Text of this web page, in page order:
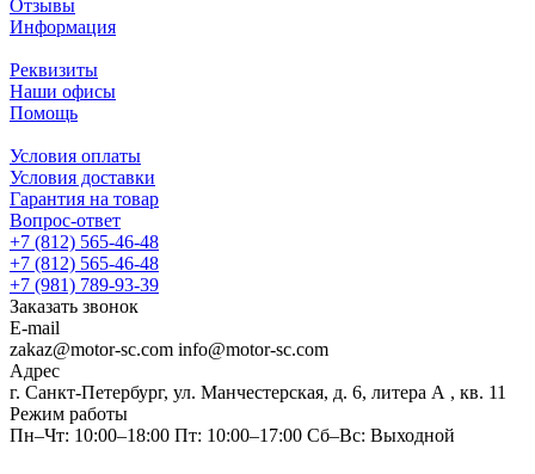
Отзывы
Информация
Реквизиты
Наши офисы
Помощь
Условия оплаты
Условия доставки
Гарантия на товар
Вопрос-ответ
+7 (812) 565-46-48
+7 (812) 565-46-48
+7 (981) 789-93-39
Заказать звонок
E-mail
zakaz@motor-sc.com info@motor-sc.com
Адрес
г. Санкт-Петербург, ул. Манчестерская, д. 6, литера А , кв. 11
Режим работы
Пн–Чт: 10:00–18:00 Пт: 10:00–17:00 Сб–Вс: Выходной